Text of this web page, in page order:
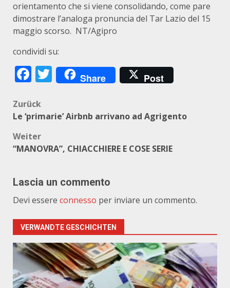
orientamento che si viene consolidando, come pare
dimostrare l’analoga pronuncia del Tar Lazio del 15
maggio scorso. NT/Agipro
condividi su:
Facebook
Twitter
Share Post
Beitragsnavigation
Zurück
Le ‘primarie’ Airbnb arrivano ad Agrigento
Weiter
“MANOVRA”, CHIACCHIERE E COSE SERIE
Lascia un commento
Devi essere connesso per inviare un commento.
VERWANDTE GESCHICHTEN